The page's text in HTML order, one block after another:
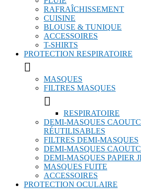
RAFRAÎCHISSEMENT
CUISINE
BLOUSE & TUNIQUE
ACCESSOIRES
T-SHIRTS
PROTECTION RESPIRATOIRE

MASQUES
FILTRES MASQUES

RESPIRATOIRE
DEMI-MASQUES
RÉUTILISABLES
FILTRES DEMI-MASQUES
DEMI-MASQUES
DEMI-MASQUES PAPIER
MASQUES FUITE
ACCESSOIRES
PROTECTION OCULAIRE